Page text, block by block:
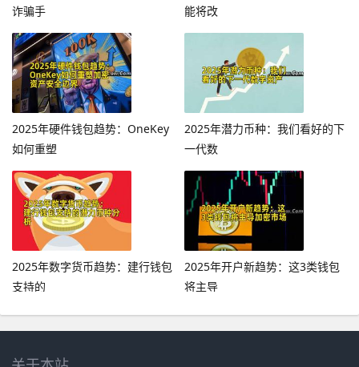
诈骗手
能将改
2025年硬件钱包趋势：OneKey
如何重塑
2025年潜力币种：我们看好的下
一代数
2025年数字货币趋势：建行钱包
支持的
2025年开户新趋势：这3类钱包
将主导